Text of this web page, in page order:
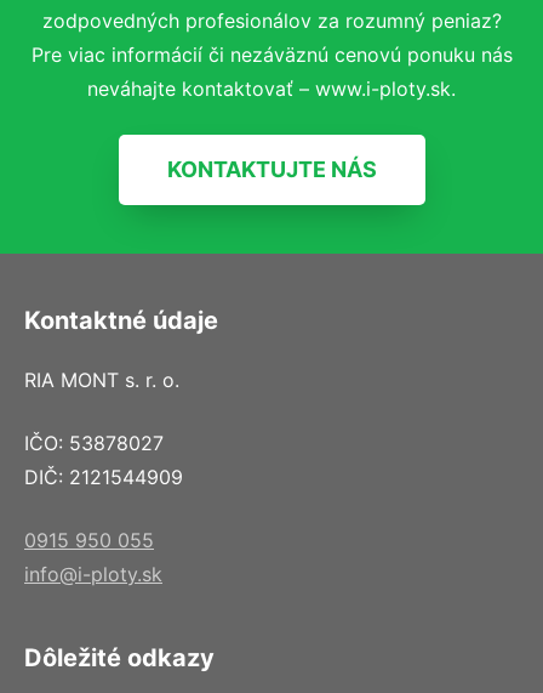
zodpovedných profesionálov za rozumný peniaz?
Pre viac informácií či nezáväznú cenovú ponuku nás
neváhajte kontaktovať – www.i-ploty.sk.
KONTAKTUJTE NÁS
Kontaktné údaje
RIA MONT s. r. o.
IČO: 53878027
DIČ: 2121544909
0915 950 055
info@i-ploty.sk
Dôležité odkazy